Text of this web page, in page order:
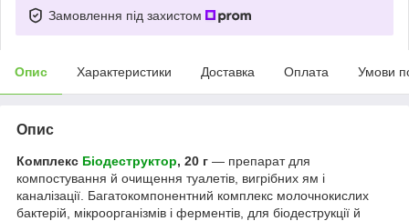
Замовлення під захистом
Опис Характеристики Доставка Оплата Умови
Опис
Комплекс Біодеструктор, 20 г — препарат для
компостування й очищення туалетів, вигрібних ям і
каналізації. Багатокомпонентний комплекс молочнокислих
бактерій, мікроорганізмів і ферментів, для біодеструкції й